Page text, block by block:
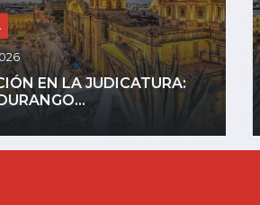
SEGURIDAD EN ZONAS
DE MICHOACÁN